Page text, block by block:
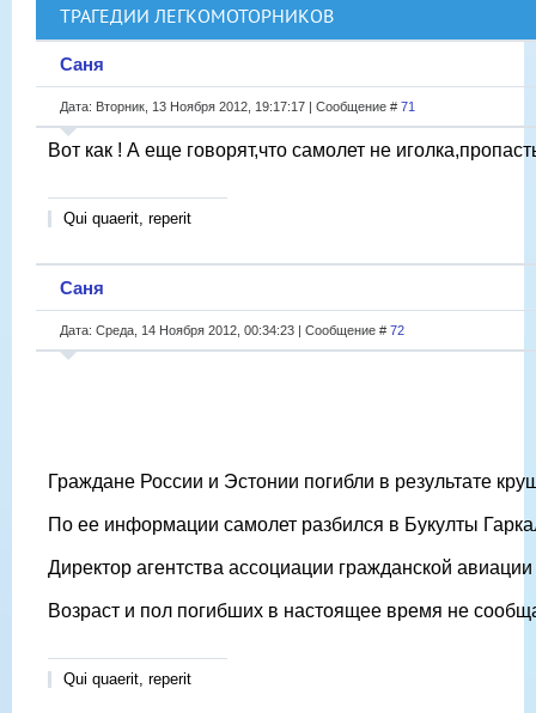
ТРАГЕДИИ ЛЕГКОМОТОРНИКОВ
Саня
Дата: Вторник, 13 Ноября 2012, 19:17:17 | Сообщение # 71
Вот как ! А еще говорят,что самолет не
Qui quaerit, reperit
Саня
Дата: Среда, 14 Ноября 2012, 00:34:23 | Сообщение # 72
Граждане России и Эстонии погибли в результате
По ее информации самолет разбился в Букулты
Директор агентства ассоциации гражданской
Возраст и пол погибших в настоящее время не
Qui quaerit, reperit